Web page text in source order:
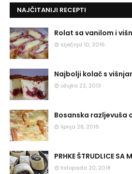
NAJČITANIJI RECEPTI
Rolat sa vanilom i
siječnja 10, 2016
Najbolji kolač s
ožujka 22, 2013
Bosanska razljevuša
lipnja 28, 2016
PRHKE ŠTRUDLICE SA
listopada 20, 2018